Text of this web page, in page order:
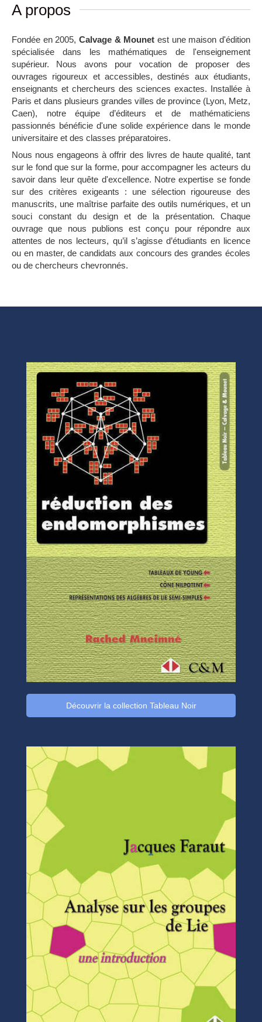
A propos
Fondée en 2005, Calvage & Mounet est une maison d'édition
spécialisée dans les mathématiques de l'enseignement
supérieur. Nous avons pour vocation de proposer des
ouvrages rigoureux et accessibles, destinés aux étudiants,
enseignants et chercheurs des sciences exactes. Installée à
Paris et dans plusieurs grandes villes de province (Lyon, Metz,
Caen), notre équipe d’éditeurs et de mathématiciens
passionnés bénéficie d'une solide expérience dans le monde
universitaire et des classes préparatoires.
Nous nous engageons à offrir des livres de haute qualité, tant
sur le fond que sur la forme, pour accompagner les acteurs du
savoir dans leur quête d'excellence. Notre expertise se fonde
sur des critères exigeants : une sélection rigoureuse des
manuscrits, une maîtrise parfaite des outils numériques, et un
souci constant du design et de la présentation. Chaque
ouvrage que nous publions est conçu pour répondre aux
attentes de nos lecteurs, qu’il s’agisse d’étudiants en licence
ou en master, de candidats aux concours des grandes écoles
ou de chercheurs chevronnés.
Découvrir la collection Tableau Noir